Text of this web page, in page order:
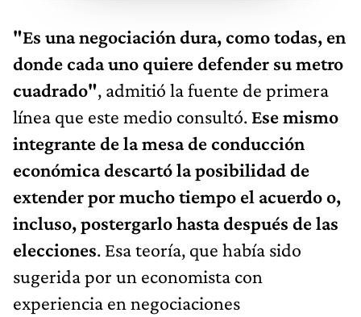
"Es una negociación dura, como todas, en
donde cada uno quiere defender su metro
cuadrado", admitió la fuente de primera
línea que este medio consultó. Ese mismo
integrante de la mesa de conducción
económica descartó la posibilidad de
extender por mucho tiempo el acuerdo o,
incluso, postergarlo hasta después de las
elecciones. Esa teoría, que había sido
sugerida por un economista con
experiencia en negociaciones